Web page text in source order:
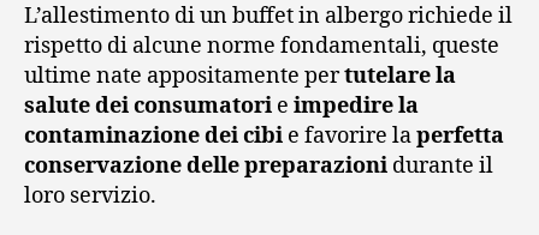
L’allestimento di un buffet in albergo richiede il
rispetto di alcune norme fondamentali, queste
ultime nate appositamente pertutelare la
salute dei consumatori e impedire la
contaminazione dei cibi e favorire laperfetta
conservazione delle preparazioni durante il
loro servizio.